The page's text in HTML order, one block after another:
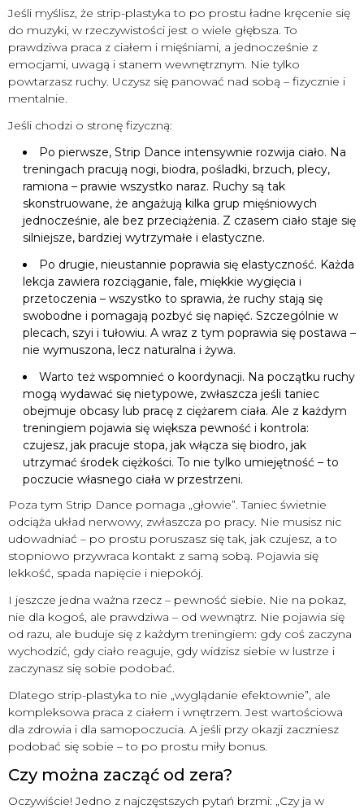
Jeśli myślisz, że strip-plastyka to po prostu ładne kręcenie się
do muzyki, w rzeczywistości jest o wiele głębsza. To
prawdziwa praca z ciałem i mięśniami, a jednocześnie z
emocjami, uwagą i stanem wewnętrznym. Nie tylko
powtarzasz ruchy. Uczysz się panować nad sobą – fizycznie i
mentalnie.
Jeśli chodzi o stronę fizyczną:
Po pierwsze, Strip Dance intensywnie rozwija ciało. Na
treningach pracują nogi, biodra, pośladki, brzuch, plecy,
ramiona – prawie wszystko naraz. Ruchy są tak
skonstruowane, że angażują kilka grup mięśniowych
jednocześnie, ale bez przeciążenia. Z czasem ciało staje się
silniejsze, bardziej wytrzymałe i elastyczne.
Po drugie, nieustannie poprawia się elastyczność. Każda
lekcja zawiera rozciąganie, fale, miękkie wygięcia i
przetoczenia – wszystko to sprawia, że ruchy stają się
swobodne i pomagają pozbyć się napięć. Szczególnie w
plecach, szyi i tułowiu. A wraz z tym poprawia się postawa –
nie wymuszona, lecz naturalna i żywa.
Warto też wspomnieć o koordynacji. Na początku ruchy
mogą wydawać się nietypowe, zwłaszcza jeśli taniec
obejmuje obcasy lub pracę z ciężarem ciała. Ale z każdym
treningiem pojawia się większa pewność i kontrola:
czujesz, jak pracuje stopa, jak włącza się biodro, jak
utrzymać środek ciężkości. To nie tylko umiejętność – to
poczucie własnego ciała w przestrzeni.
Poza tym Strip Dance pomaga „głowie”. Taniec świetnie
odciąża układ nerwowy, zwłaszcza po pracy. Nie musisz nic
udowadniać – po prostu poruszasz się tak, jak czujesz, a to
stopniowo przywraca kontakt z samą sobą. Pojawia się
lekkość, spada napięcie i niepokój.
I jeszcze jedna ważna rzecz – pewność siebie. Nie na pokaz,
nie dla kogoś, ale prawdziwa – od wewnątrz. Nie pojawia się
od razu, ale buduje się z każdym treningiem: gdy coś zaczyna
wychodzić, gdy ciało reaguje, gdy widzisz siebie w lustrze i
zaczynasz się sobie podobać.
Dlatego strip-plastyka to nie „wyglądanie efektownie”, ale
kompleksowa praca z ciałem i wnętrzem. Jest wartościowa
dla zdrowia i dla samopoczucia. A jeśli przy okazji zaczniesz
podobać się sobie – to po prostu miły bonus.
Czy można zacząć od zera?
Oczywiście! Jedno z najczęstszych pytań brzmi: „Czy ja w